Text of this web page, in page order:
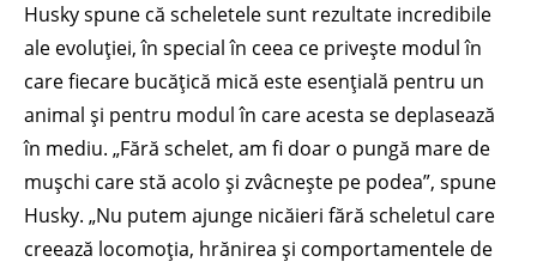
Husky spune că scheletele sunt rezultate incredibile
ale evoluției, în special în ceea ce privește modul în
care fiecare bucățică mică este esențială pentru un
animal și pentru modul în care acesta se deplasează
în mediu. „Fără schelet, am fi doar o pungă mare de
mușchi care stă acolo și zvâcnește pe podea”, spune
Husky. „Nu putem ajunge nicăieri fără scheletul care
creează locomoția, hrănirea și comportamentele de